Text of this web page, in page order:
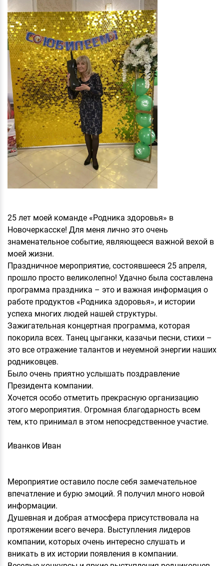
25 лет моей команде «Родника здоровья» в
Новочеркасске! Для меня лично это очень
знаменательное событие, являющееся важной вехой в
моей жизни.
Праздничное мероприятие, состоявшееся 25 апреля,
прошло просто великолепно! Удачно была составлена
программа праздника – это и важная информация о
работе продуктов «Родника здоровья», и истории
успеха многих людей нашей структуры.
Зажигательная концертная программа, которая
покорила всех. Танец цыганки, казачьи песни, стихи –
это все отражение талантов и неуемной энергии наших
родниковцев.
Было очень приятно услышать поздравление
Президента компании.
Хочется особо отметить прекрасную организацию
этого мероприятия. Огромная благодарность всем
тем, кто принимал в этом непосредственное участие.
Иванков Иван
Мероприятие оставило после себя замечательное
впечатление и бурю эмоций. Я получил много новой
информации.
Душевная и добрая атмосфера присутствовала на
протяжении всего вечера. Выступления лидеров
компании, которых очень интересно слушать и
вникать в их истории появления в компании.